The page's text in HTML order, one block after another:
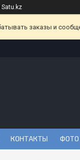
Satu.kz
заказы и
КОНТАКТЫ ФОТО